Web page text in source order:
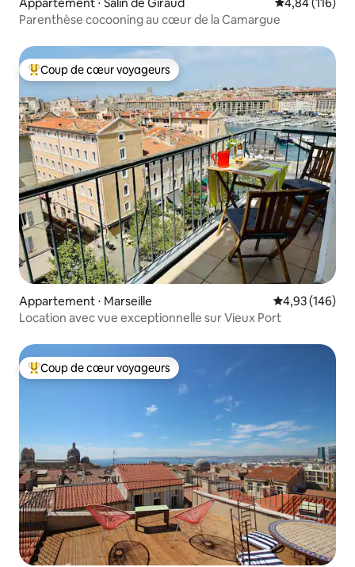
Parenthèse cocooning au cœur de la Camargue
Coups de cœur voyageurs les plus appréciés
Coup de cœur voyageurs
Appartement ⋅ Marseille Évaluation
4,93 (146)
Location avec vue exceptionnelle sur Vieux Port
Coups de cœur voyageurs les plus appréciés
Coup de cœur voyageurs